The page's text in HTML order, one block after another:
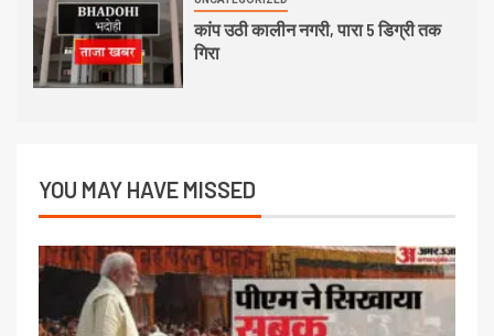
कांप उठी कालीन नगरी, पारा 5 डिग्री तक
गिरा
YOU MAY HAVE MISSED